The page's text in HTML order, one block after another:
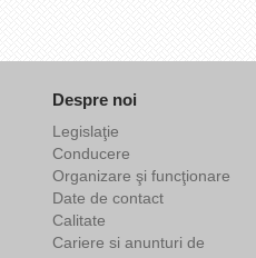
Despre noi
Legislaţie
Conducere
Organizare şi funcţionare
Date de contact
Calitate
Cariere si anunturi de